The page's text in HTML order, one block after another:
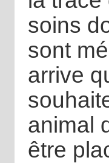
soins
sont
arrive
animal
être